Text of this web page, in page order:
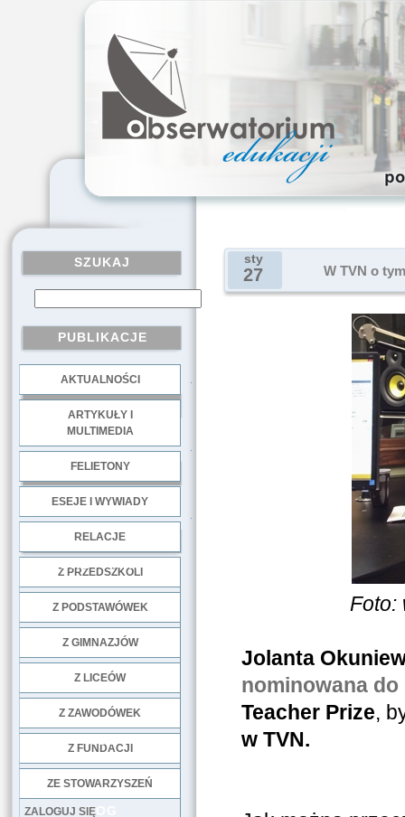
SZUKAJ
PUBLIKACJE
AKTUALNOŚCI
ARTYKUŁY I
MULTIMEDIA
FELIETONY
ESEJE I WYWIADY
RELACJE
Z PRZEDSZKOLI
Z PODSTAWÓWEK
Z GIMNAZJÓW
Z LICEÓW
Z ZAWODÓWEK
Z FUNDACJI
ZE STOWARZYSZEŃ
LOG
ZALOGUJ SIĘ
sty
27 W TVN o
Foto:
Jolanta
nominowana
Teacher Prize,
w TVN.